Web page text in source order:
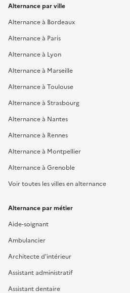
Alternance par ville
Alternance à Bordeaux
Alternance à Paris
Alternance à Lyon
Alternance à Marseille
Alternance à Toulouse
Alternance à Strasbourg
Alternance à Nantes
Alternance à Rennes
Alternance à Montpellier
Alternance à Grenoble
Voir toutes les villes en alternance
Alternance par métier
Aide-soignant
Ambulancier
Architecte d'intérieur
Assistant administratif
Assistant dentaire